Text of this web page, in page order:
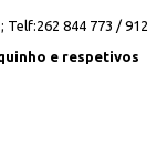
Telf:262 844 773 / 912
e respetivos